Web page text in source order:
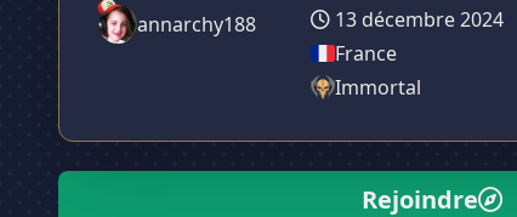
annarchy188
13 décembre 2024
France
Immortal
Rejoindre